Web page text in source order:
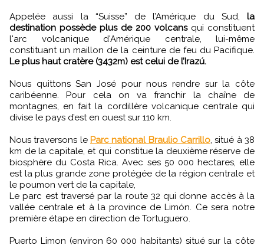
Appelée aussi la “Suisse” de l’Amérique du Sud, la
destination possède plus de 200 volcansqui constituent
l'arc volcanique d'Amérique centrale, lui-même
constituant un maillon de la ceinture de feu du Pacifique.
Le plus haut cratère (3432m) est celui de l’Irazú.
Nous quittons San José pour nous rendre sur la côte
caribéenne. Pour cela on va franchir la chaîne de
montagnes, en fait la cordillère volcanique centrale qui
divise le pays d’est en ouest sur 110 km.
Nous traversons le Parc national Braulio Carrillo , situé à 38
km de la capitale, et qui constitue la deuxième réserve de
biosphère du Costa Rica. Avec ses 50 000 hectares, elle
est la plus grande zone protégée de la région centrale et
le poumon vert de la capitale,
Le parc est traversé par la route 32 qui donne accès à la
vallée centrale et à la province de Limón. Ce sera notre
première étape en direction de Tortuguero.
Puerto Limon (environ 60 000 habitants) situé sur la côte